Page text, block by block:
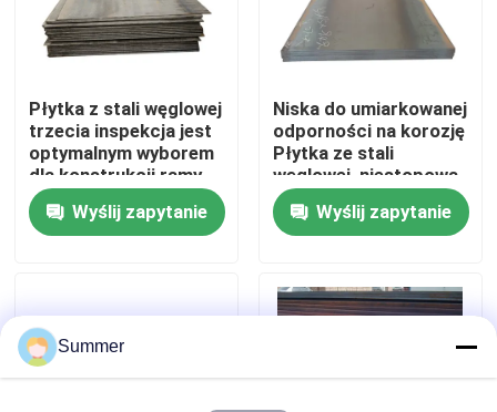
Kontrola jakości
Skontaktuj się z nami
Poprosić o wycenę
Płyty ze stali węglowej
Płytka z stali węglowej
trzecia inspekcja jest
optymalnym wyborem
dla konstrukcji ramy
stalowej i sprzętu
przemysłowego
Wyślij zapytanie
Niska do umiarkowanej
odporności na korozję
Płytka ze stali
węglowej, niestopowa
Trzecia inspekcja jest
dopuszczalna
Wyślij zapytanie
Summer